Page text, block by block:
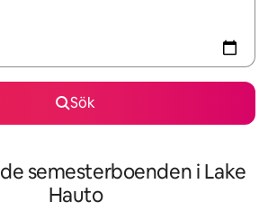
Sök
semesterboenden i Lake
Hauto